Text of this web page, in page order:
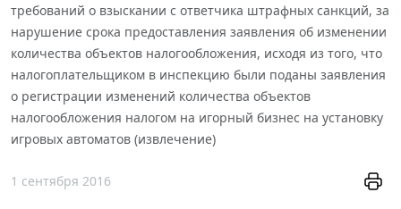
требований о взыскании с ответчика штрафных санкций, за
нарушение срока предоставления заявления об изменении
количества объектов налогообложения, исходя из того, что
налогоплательщиком в инспекцию были поданы заявления
о регистрации изменений количества объектов
налогообложения налогом на игорный бизнес на установку
игровых автоматов (извлечение)
1 сентября 2016